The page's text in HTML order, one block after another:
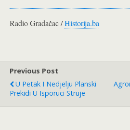
Radio Gradačac /Historija.ba
Previous Post
U Petak I Nedjelju Planski
Prekidi U Isporuci Struje